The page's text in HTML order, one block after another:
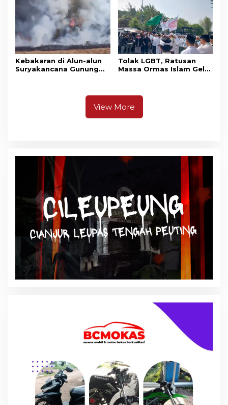
Pangrango
Kebakaran di Alun-alun
Suryakancana Gunung
Tolak LGBT, Ratusan
Massa Ormas Islam Gelar
View More